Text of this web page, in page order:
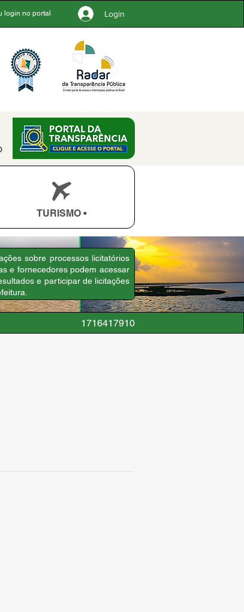
login no portal Login
TURISMO •
sobre processos licitatórios
e fornecedores podem acessar
e participar de licitações
1716417910